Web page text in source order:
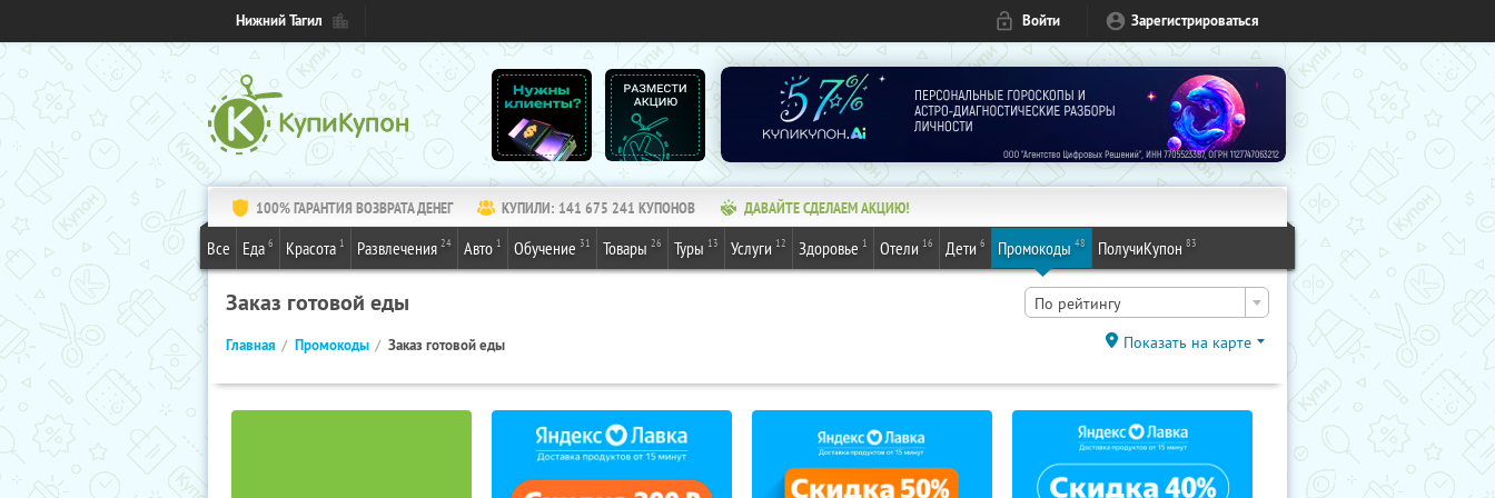
Нижний Тагил Войти Зарегистрироваться
100% ГАРАНТИЯ ВОЗВРАТА ДЕНЕГ КУПИЛИ: 141 675 242 КУПОНОВ ДАВАЙТЕ СДЕЛАЕМ АКЦИЮ!
Все Еда 6 Красота 1 Развлечения 24 Авто 1 Обучение 31 Товары 26 Туры 13 Услуги 12 Здоровье 1 Отели 16 Дети 6 Промокоды 48 ПолучиКупон 83
Заказ готовой еды По рейтингу
Главная Промокоды Заказ готовой еды Показать на карте